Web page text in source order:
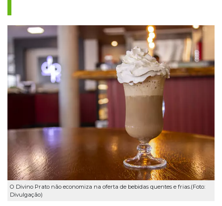
O Divino Prato não economiza na oferta de bebidas quentes e frias.(Foto:
Divulgação)